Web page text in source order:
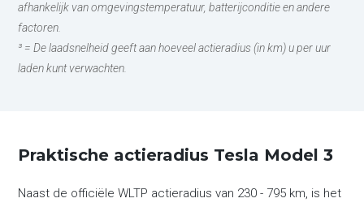
afhankelijk van omgevingstemperatuur, batterijconditie en andere
factoren.
³ = De laadsnelheid geeft aan hoeveel actieradius (in km) u per uur
laden kunt verwachten.
Praktische actieradius Tesla Model 3
Naast de officiële WLTP actieradius van 230 - 795 km, is het